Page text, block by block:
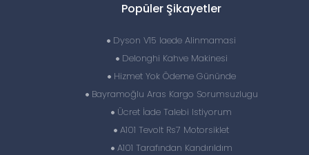
Popüler Şikayetler
Dyson V15 Iaede Alinmamasi
Delonghi Kahve Makinesi
Hizmet Yok Ödeme Gününde
Bayramoğlu Aras Kargo Sorumsuzlugu
Ücret İade Talebi Istiyorum
A101 Tevolt Rs7 Motorsiklet
A101 Tarafından Kandırıldım